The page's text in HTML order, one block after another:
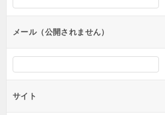
ョ
ンメール（公開されません）
サイト